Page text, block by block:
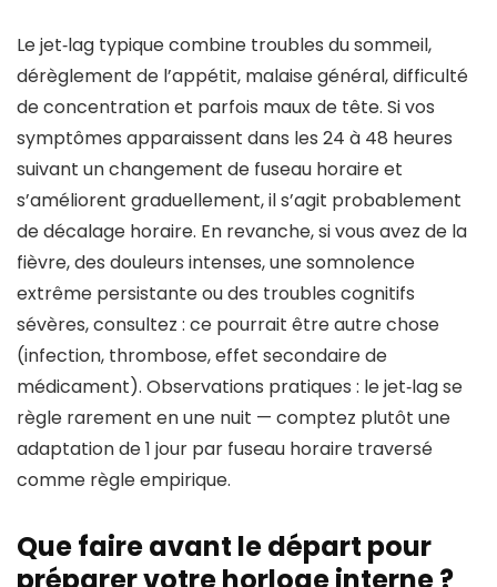
Le jet‑lag typique combine troubles du sommeil,
dérèglement de l’appétit, malaise général, difficulté
de concentration et parfois maux de tête. Si vos
symptômes apparaissent dans les 24 à 48 heures
suivant un changement de fuseau horaire et
s’améliorent graduellement, il s’agit probablement
de décalage horaire. En revanche, si vous avez de la
fièvre, des douleurs intenses, une somnolence
extrême persistante ou des troubles cognitifs
sévères, consultez : ce pourrait être autre chose
(infection, thrombose, effet secondaire de
médicament). Observations pratiques : le jet‑lag se
règle rarement en une nuit — comptez plutôt une
adaptation de 1 jour par fuseau horaire traversé
comme règle empirique.
Que faire avant le départ pour